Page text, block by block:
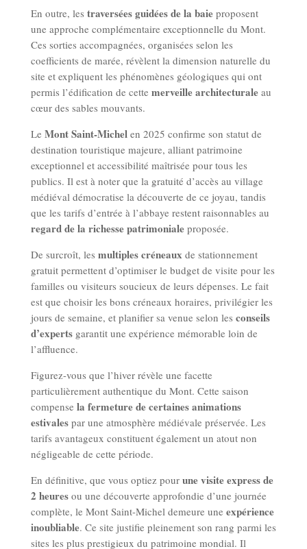
En outre, les traversées guidées de la baie proposent
une approche complémentaire exceptionnelle du Mont.
Ces sorties accompagnées, organisées selon les
coefficients de marée, révèlent la dimension naturelle du
site et expliquent les phénomènes géologiques qui ont
permis l’édification de cette merveille architecturale au
cœur des sables mouvants.
Le Mont Saint-Michel en 2025 confirme son statut de
destination touristique majeure, alliant patrimoine
exceptionnel et accessibilité maîtrisée pour tous les
publics. Il est à noter que la gratuité d’accès au village
médiéval démocratise la découverte de ce joyau, tandis
que les tarifs d’entrée à l’abbaye restent raisonnables au
regard de la richesse patrimoniale proposée.
De surcroît, les multiples créneaux de stationnement
gratuit permettent d’optimiser le budget de visite pour les
familles ou visiteurs soucieux de leurs dépenses. Le fait
est que choisir les bons créneaux horaires, privilégier les
jours de semaine, et planifier sa venue selon les conseils
d’experts garantit une expérience mémorable loin de
l’affluence.
Figurez-vous que l’hiver révèle une facette
particulièrement authentique du Mont. Cette saison
compense la fermeture de certaines animations
estivalespar une atmosphère médiévale préservée. Les
tarifs avantageux constituent également un atout non
négligeable de cette période.
En définitive, que vous optiez pour une visite express de
2 heuresou une découverte approfondie d’une journée
complète, le Mont Saint-Michel demeure une expérience
inoubliable. Ce site justifie pleinement son rang parmi les
sites les plus prestigieux du patrimoine mondial. Il